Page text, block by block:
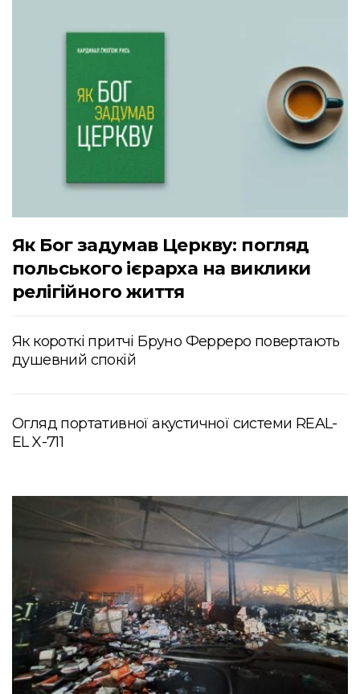
Як Бог задумав Церкву: погляд
польського ієрарха на виклики
релігійного життя
Як короткі притчі Бруно Ферреро повертають
душевний спокій
Огляд портативної акустичної системи REAL-
EL X-711